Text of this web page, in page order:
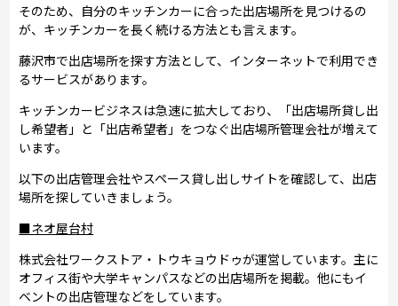
そのため、自分のキッチンカーに合った出店場所を見つけるの
が、キッチンカーを長く続ける方法とも言えます。
藤沢市で出店場所を探す方法として、インターネットで利用でき
るサービスがあります。
キッチンカービジネスは急速に拡大しており、「出店場所貸し出
し希望者」と「出店希望者」をつなぐ出店場所管理会社が増えて
います。
以下の出店管理会社やスペース貸し出しサイトを確認して、出店
場所を探していきましょう。
■ネオ屋台村
株式会社ワークストア・トウキョウドゥが運営しています。主に
オフィス街や大学キャンパスなどの出店場所を掲載。他にもイ
ベントの出店管理などをしています。